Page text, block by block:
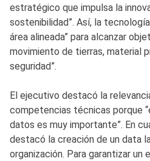
estratégico que impulsa la
sostenibilidad”. Así, la
área alineada” para alcanzar
movimiento de tierras, material
seguridad”.
El ejecutivo destacó la
competencias técnicas porque
datos es muy importante”. En
destacó la creación de un data
organización. Para garantizar un